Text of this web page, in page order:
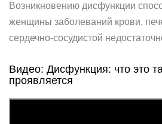
Возникновению дисфункции
женщины заболеваний крови,
сердечно-сосудистой
Видео: Дисфункция: что это
проявляется